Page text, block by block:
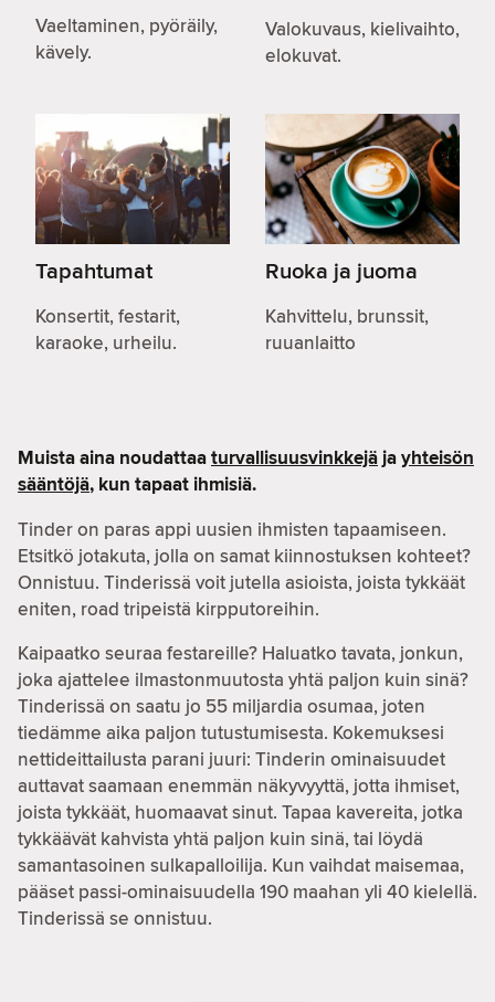
Vaeltaminen, pyöräily,
kävely.
Valokuvaus, kielivaihto,
elokuvat.
Tapahtumat
Konsertit, festarit,
karaoke, urheilu.
Ruoka ja juoma
Kahvittelu, brunssit,
ruuanlaitto
Muista aina noudattaaturvallisuusvinkkejäjayhteisön
sääntöjä, kun tapaat ihmisiä.
Tinder on paras appi uusien ihmisten tapaamiseen.
Etsitkö jotakuta, jolla on samat kiinnostuksen kohteet?
Onnistuu. Tinderissä voit jutella asioista, joista tykkäät
eniten, road tripeistä kirpputoreihin.
Kaipaatko seuraa festareille? Haluatko tavata, jonkun,
joka ajattelee ilmastonmuutosta yhtä paljon kuin sinä?
Tinderissä on saatu jo 55 miljardia osumaa, joten
tiedämme aika paljon tutustumisesta. Kokemuksesi
nettideittailusta parani juuri: Tinderin ominaisuudet
auttavat saamaan enemmän näkyvyyttä, jotta ihmiset,
joista tykkäät, huomaavat sinut. Tapaa kavereita, jotka
tykkäävät kahvista yhtä paljon kuin sinä, tai löydä
samantasoinen sulkapalloilija. Kun vaihdat maisemaa,
pääset passi-ominaisuudella 190 maahan yli 40 kielellä.
Tinderissä se onnistuu.